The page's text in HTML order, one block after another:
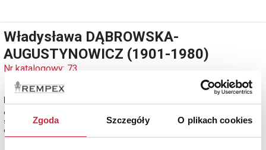
Zgoda Szczegóły O plikach cookies
Władysława DĄBROWSKA-
AUGUSTYNOWICZ (1901-1980)
Nr katalogowy: 73
olej, płótno; 48 x 64 cm;
sygn. p. d.: W. Augustynowicz.
estymacja: 2 400 - 2 600 zł